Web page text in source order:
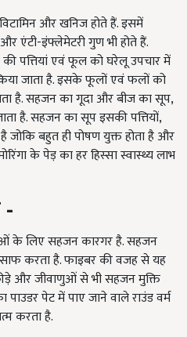
विटामिन और खनिज होते हैं. इसमें
एंटी-इंफ्लेमेटरी गुण भी होते हैं.
पत्तियां एवं फूल को घरेलू उपचार में
जाता है. इसके फूलों एवं फलों को
है. सहजन का गूदा और बीज का सूप,
है. सहजन का सूप इसकी पत्तियों,
जोकि बहुत ही पोषण युक्त होता है और
के पेड़ का हर हिस्सा स्वास्थ्य लाभ
के लिए सहजन कारगर है. सहजन
करता है. फाइबर की वजह से यह
और जीवाणुओं से भी सहजन मुक्ति
पेट में पाए जाने वाले राउंड वर्म
करता है.